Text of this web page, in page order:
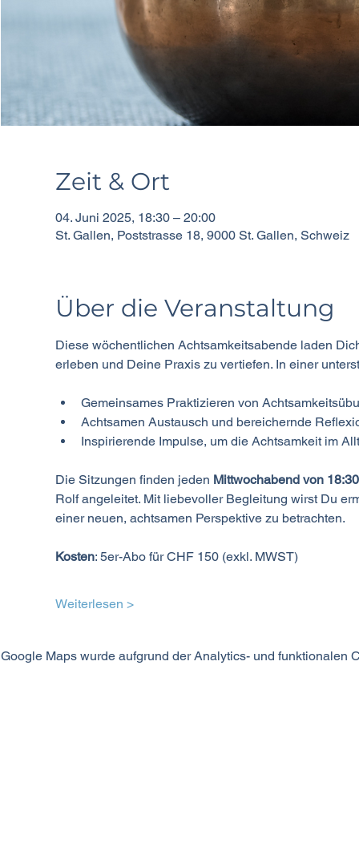
Zeit & Ort
04. Juni 2025, 18:30 – 20:00
St. Gallen, Poststrasse 18, 9000 St. Gallen, Schweiz
Über die Veranstaltung
Diese wöchentlichen Achtsamkeitsabende laden
erleben und Deine Praxis zu vertiefen. In einer
Gemeinsames Praktizieren von
Achtsamen Austausch und bereichernde
Inspirierende Impulse, um die Achtsamkeit im
Die Sitzungen finden jeden Mittwochabend von
Rolf angeleitet. Mit liebevoller Begleitung wirst Du
einer neuen, achtsamen Perspektive zu betrachten.
Kosten: 5er-Abo für CHF 150 (exkl. MWST)
Weiterlesen >
Google Maps wurde aufgrund der Analytics- und funktionalen